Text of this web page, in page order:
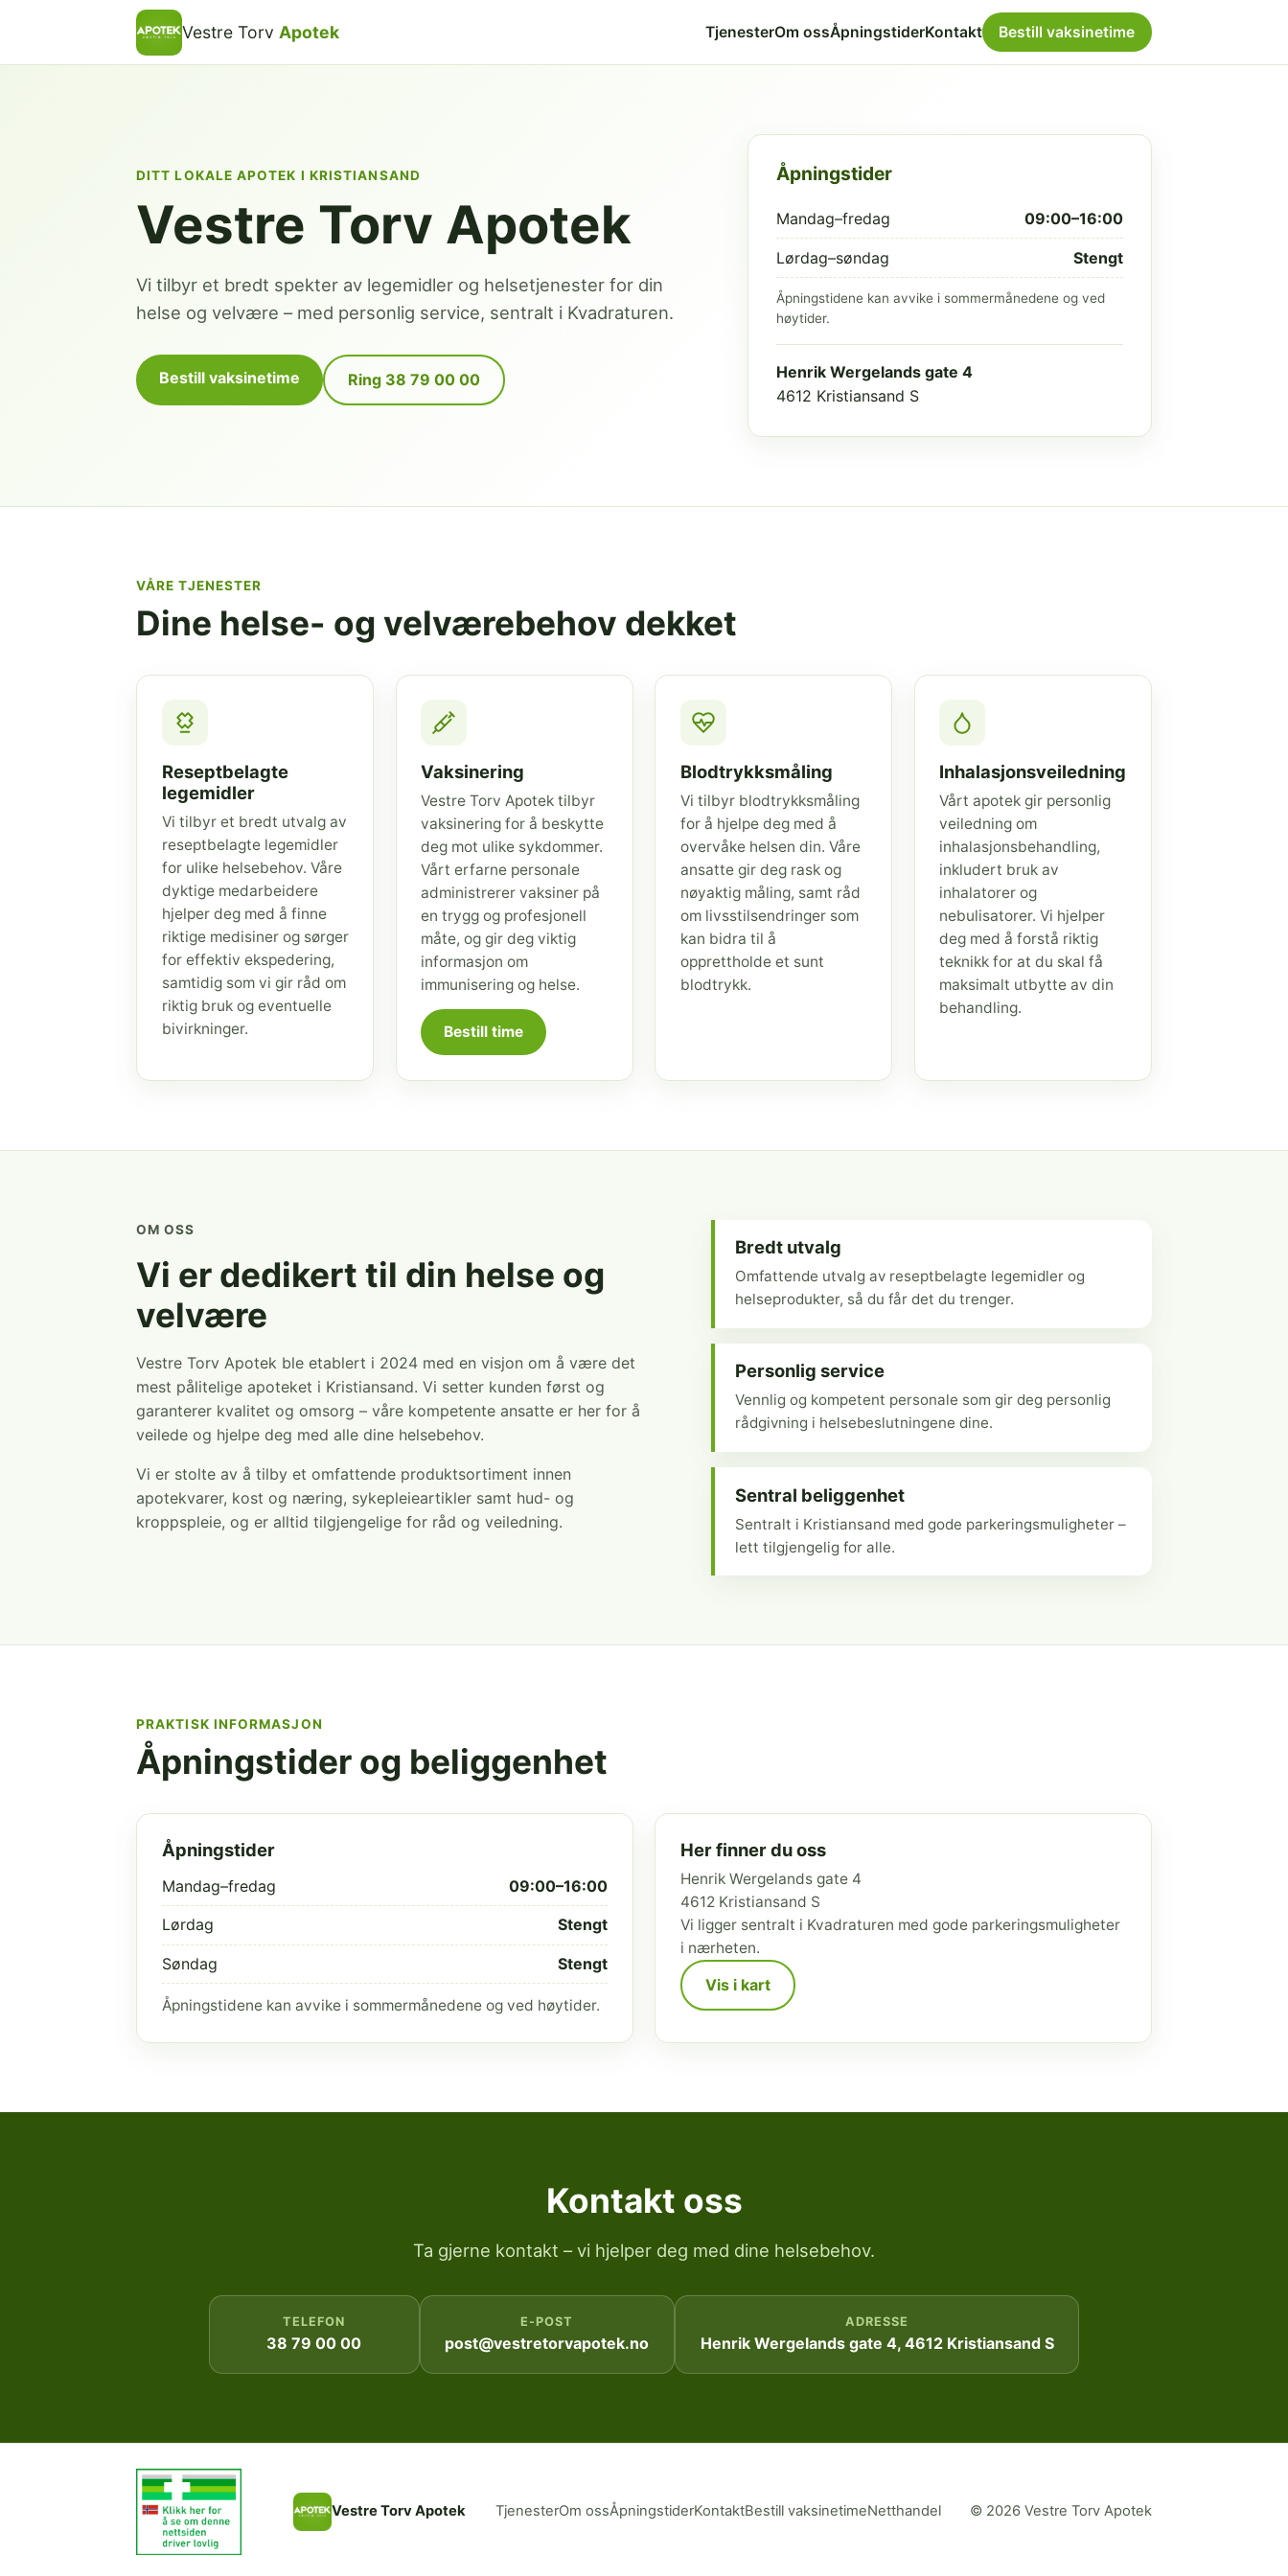
Vestre Torv Apotek TjenesterOm ossÅpningstiderKontakt Bestill vaksinetime
DITT LOKALE APOTEK I KRISTIANSAND
Vestre Torv Apotek
Vi tilbyr et bredt spekter av legemidler og helsetjenester for din
helse og velvære – med personlig service, sentralt i Kvadraturen.
Bestill vaksinetime Ring 38 79 00 00
Åpningstider
Mandag–fredag 09:00–16:00
Lørdag–søndag Stengt
Åpningstidene kan avvike i sommermånedene og ved
høytider.
Henrik Wergelands gate 4
4612 Kristiansand S
VÅRE TJENESTER
Dine helse- og velværebehov dekket
Reseptbelagte
legemidler
Vi tilbyr et bredt utvalg av
reseptbelagte legemidler
for ulike helsebehov. Våre
dyktige medarbeidere
hjelper deg med å finne
riktige medisiner og sørger
for effektiv ekspedering,
samtidig som vi gir råd om
riktig bruk og eventuelle
bivirkninger.
Vaksinering
Vestre Torv Apotek tilbyr
vaksinering for å beskytte
deg mot ulike sykdommer.
Vårt erfarne personale
administrerer vaksiner på
en trygg og profesjonell
måte, og gir deg viktig
informasjon om
immunisering og helse.
Bestill time
Blodtrykksmåling
Vi tilbyr blodtrykksmåling
for å hjelpe deg med å
overvåke helsen din. Våre
ansatte gir deg rask og
nøyaktig måling, samt råd
om livsstilsendringer som
kan bidra til å
opprettholde et sunt
blodtrykk.
Inhalasjonsveiledning
Vårt apotek gir personlig
veiledning om
inhalasjonsbehandling,
inkludert bruk av
inhalatorer og
nebulisatorer. Vi hjelper
deg med å forstå riktig
teknikk for at du skal få
maksimalt utbytte av din
behandling.
OM OSS
Vi er dedikert til din helse og
velvære
Vestre Torv Apotek ble etablert i 2024 med en visjon om å være det
mest pålitelige apoteket i Kristiansand. Vi setter kunden først og
garanterer kvalitet og omsorg – våre kompetente ansatte er her for å
veilede og hjelpe deg med alle dine helsebehov.
Vi er stolte av å tilby et omfattende produktsortiment innen
apotekvarer, kost og næring, sykepleieartikler samt hud- og
kroppspleie, og er alltid tilgjengelige for råd og veiledning.
Bredt utvalg
Omfattende utvalg av reseptbelagte legemidler og
helseprodukter, så du får det du trenger.
Personlig service
Vennlig og kompetent personale som gir deg personlig
rådgivning i helsebeslutningene dine.
Sentral beliggenhet
Sentralt i Kristiansand med gode parkeringsmuligheter –
lett tilgjengelig for alle.
PRAKTISK INFORMASJON
Åpningstider og beliggenhet
Åpningstider
Mandag–fredag 09:00–16:00
Lørdag Stengt
Søndag Stengt
Åpningstidene kan avvike i sommermånedene og ved høytider.
Her finner du oss
Henrik Wergelands gate 4
4612 Kristiansand S
Vi ligger sentralt i Kvadraturen med gode parkeringsmuligheter
i nærheten.
Vis i kart
Kontakt oss
Ta gjerne kontakt – vi hjelper deg med dine helsebehov.
TELEFON
38 79 00 00
E-POST
post@vestretorvapotek.no
ADRESSE
Henrik Wergelands gate 4, 4612 Kristiansand S
Vestre Torv Apotek TjenesterOm ossÅpningstiderKontaktBestill vaksinetimeNetthandel © 2026 Vestre Torv Apotek